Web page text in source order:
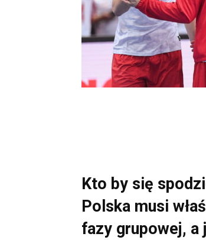
Kto by się
Polska musi
fazy grupowej, a